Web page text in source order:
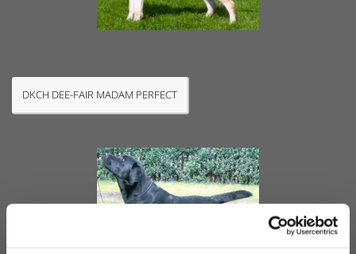
DKCH DEE-FAIR MADAM PERFECT